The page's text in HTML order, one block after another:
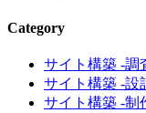
Category
サイト構築 -調
サイト構築 -設
サイト構築 -制